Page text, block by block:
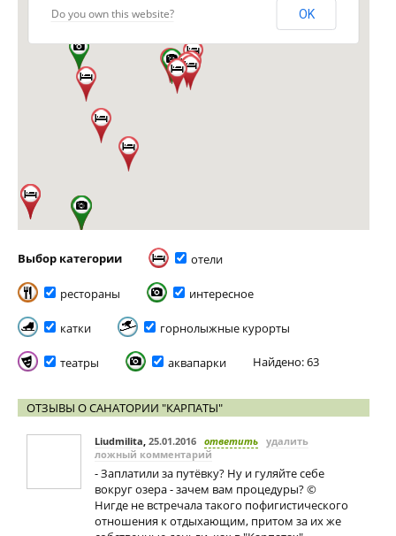
Do you own this website? OK
Выбор категории отели
рестораны интересное
катки горнолыжные курорты
театры аквапарки Найдено: 63
ОТЗЫВЫ О САНАТОРИИ "КАРПАТЫ"
Liudmilita, 25.01.2016 ответить удалить
ложный комментарий
- Заплатили за путёвку? Ну и гуляйте себе
вокруг озера - зачем вам процедуры? ©
Нигде не встречала такого пофигистического
отношения к отдыхающим, притом за их же